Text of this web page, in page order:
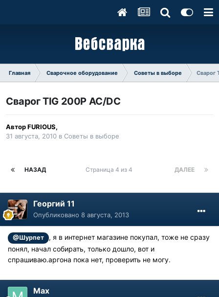
Главная Сварочное оборудование Советы в выборе Сварог
Сварог TIG 200P AC/DC
АвторFURIOUS,
31 августа, 2010 в Советы в выборе
НАЗАД ДАЛЕЕ
Страница 4 из 4
Георгий 11
Опубликовано 8 августа, 2013
@Шурпет
, я в интернет магазине покупал, тоже не сразу
понял, начал собирать, только дошло, вот и
спрашиваю.аргона пока нет, проверить не могу.
Max